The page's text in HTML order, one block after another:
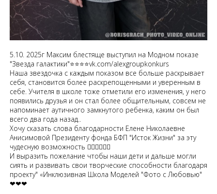
5.10. 2025г Максим блестяще выступил на Модном показе
"Звезда галактики"⭐⭐⭐⭐vk.com/alexgroupkonkurs
Наша звездочка с каждым показом все больше раскрывает
себя, становится более раскрепощенными и уверенным в
себе. Учителя в школе тоже отметили его изменения, у него
появились друзья и он стал более общительным, совсем не
напоминает аутичного замкнутого ребенка, каким он был
всего два года назад..
Хочу сказать слова благодарности Елене Николаевне
Анисимовой Президенту фонда БФП "Исток Жизни" за эту
чудесную возможность ❤‍🔥❤‍🔥❤‍🔥
И выразить пожелание чтобы наши дети и дальше могли
сиять и развивать свои творческие способности благодаря
проекту" «Инклюзивная Школа Моделей "Фото с Любовью"
❤❤❤